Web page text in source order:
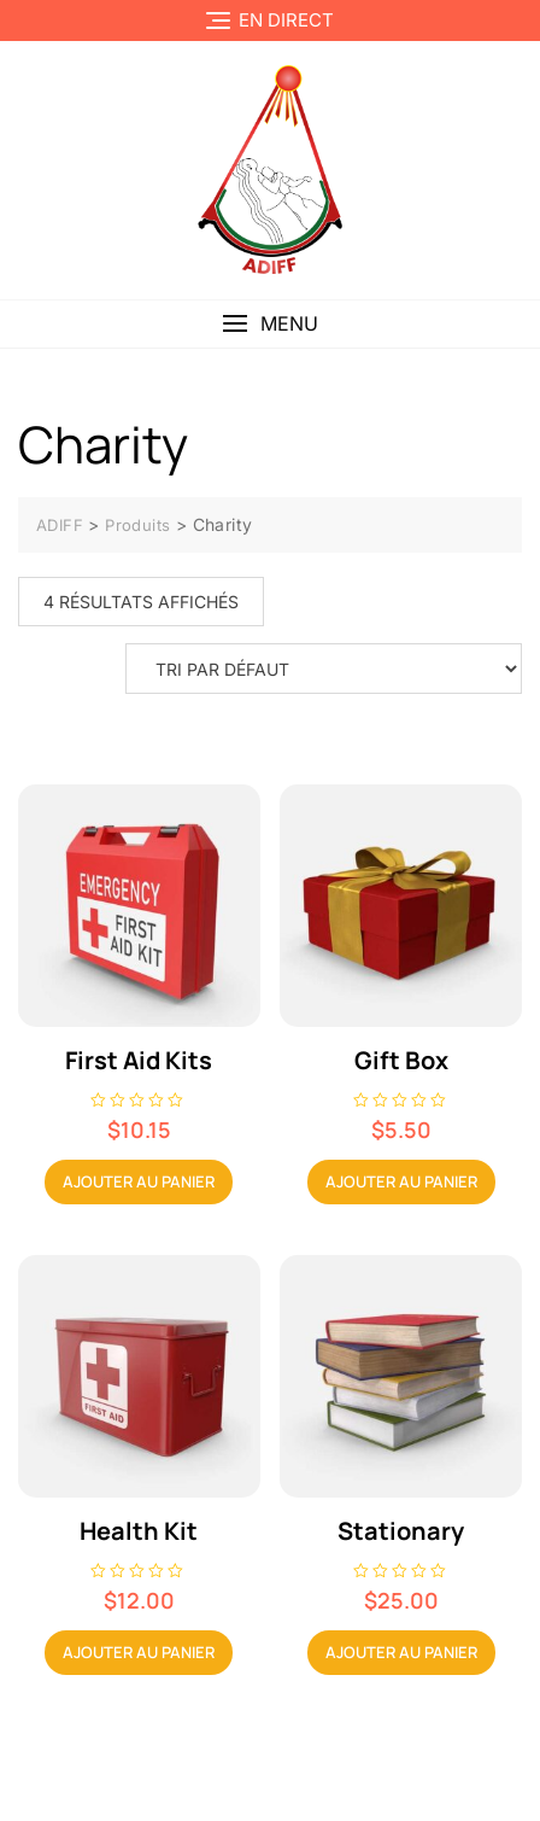
EN DIRECT
MENU
Charity
ADIFF > Produits > Charity
4 RÉSULTATS AFFICHÉS
First Aid Kits
e
0
s
u
$10.15
AJOUTER AU PANIER
Gift Box
e
0
s
u
$5.50
AJOUTER AU PANIER
Health Kit
e
0
s
u
$12.00
AJOUTER AU PANIER
Stationary
e
0
s
u
$25.00
AJOUTER AU PANIER